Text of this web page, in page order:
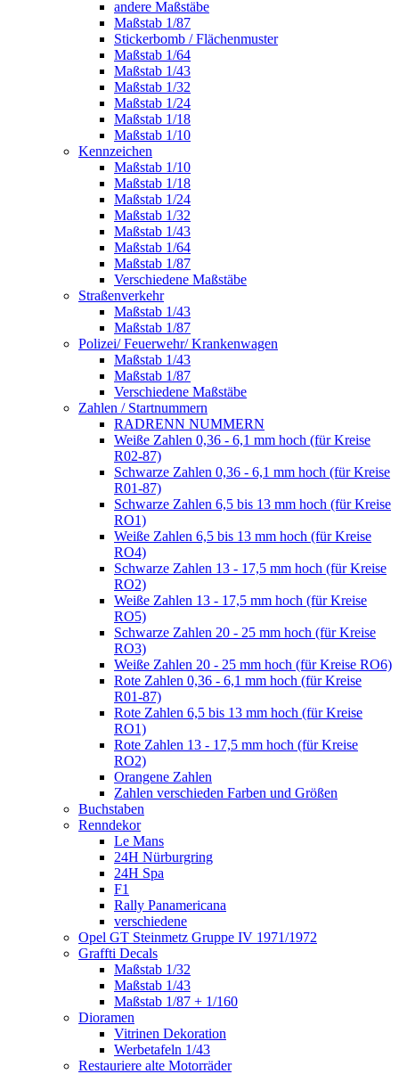
andere Maßstäbe
Maßstab 1/87
Stickerbomb / Flächenmuster
Maßstab 1/64
Maßstab 1/43
Maßstab 1/32
Maßstab 1/24
Maßstab 1/18
Maßstab 1/10
Kennzeichen
Maßstab 1/10
Maßstab 1/18
Maßstab 1/24
Maßstab 1/32
Maßstab 1/43
Maßstab 1/64
Maßstab 1/87
Verschiedene Maßstäbe
Straßenverkehr
Maßstab 1/43
Maßstab 1/87
Polizei/ Feuerwehr/ Krankenwagen
Maßstab 1/43
Maßstab 1/87
Verschiedene Maßstäbe
Zahlen / Startnummern
RADRENN NUMMERN
Weiße Zahlen 0,36 - 6,1 mm hoch (für Kreise
R02-87)
Schwarze Zahlen 0,36 - 6,1 mm hoch (für Kreise
R01-87)
Schwarze Zahlen 6,5 bis 13 mm hoch (für Kreise
RO1)
Weiße Zahlen 6,5 bis 13 mm hoch (für Kreise
RO4)
Schwarze Zahlen 13 - 17,5 mm hoch (für Kreise
RO2)
Weiße Zahlen 13 - 17,5 mm hoch (für Kreise
RO5)
Schwarze Zahlen 20 - 25 mm hoch (für Kreise
RO3)
Weiße Zahlen 20 - 25 mm hoch (für Kreise RO6)
Rote Zahlen 0,36 - 6,1 mm hoch (für Kreise
R01-87)
Rote Zahlen 6,5 bis 13 mm hoch (für Kreise
RO1)
Rote Zahlen 13 - 17,5 mm hoch (für Kreise
RO2)
Orangene Zahlen
Zahlen verschieden Farben und Größen
Buchstaben
Renndekor
Le Mans
24H Nürburgring
24H Spa
F1
Rally Panamericana
verschiedene
Opel GT Steinmetz Gruppe IV 1971/1972
Graffti Decals
Maßstab 1/32
Maßstab 1/43
Maßstab 1/87 + 1/160
Dioramen
Vitrinen Dekoration
Werbetafeln 1/43
Restauriere alte Motorräder